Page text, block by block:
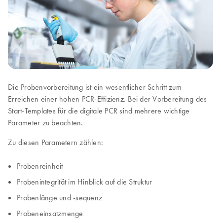
Die Probenvorbereitung ist ein wesentlicher Schritt zum
Erreichen einer hohen PCR-Effizienz. Bei der Vorbereitung des
Start-Templates für die digitale PCR sind mehrere wichtige
Parameter zu beachten.
Zu diesen Parametern zählen:
Probenreinheit
Probenintegrität im Hinblick auf die Struktur
Probenlänge und -sequenz
Probeneinsatzmenge